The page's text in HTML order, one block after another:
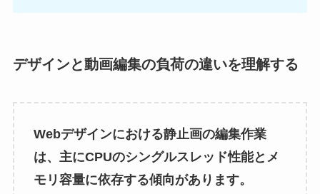
デザインと動画編集の負荷の違いを理解する
Webデザインにおける静止画の編集作業
は、主にCPUのシングルスレッド性能とメ
モリ容量に依存する傾向があります。